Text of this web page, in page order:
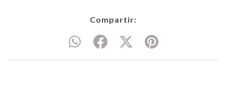
Compartir: